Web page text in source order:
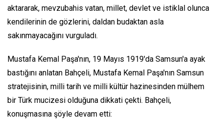
aktararak, mevzubahis vatan, millet, devlet ve istiklal olunca
kendilerinin de gözlerini, daldan budaktan asla
sakınmayacağını vurguladı.
Mustafa Kemal Paşa'nın, 19 Mayıs 1919'da Samsun'a ayak
bastığını anlatan Bahçeli, Mustafa Kemal Paşa'nın Samsun
stratejisinin, milli tarih ve milli kültür hazinesinden mülhem
bir Türk mucizesi olduğuna dikkati çekti. Bahçeli,
konuşmasına şöyle devam etti: